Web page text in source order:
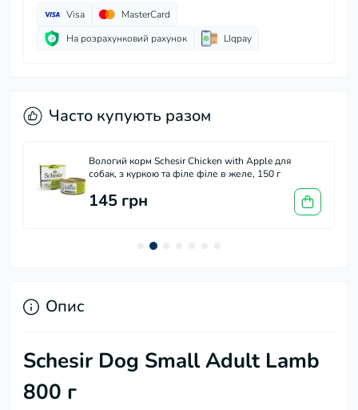
Visa
MasterCard
На розрахунковий рахунок
LIqpay
Часто купують разом
Вологий корм Schesir Chicken with Apple для
собак, з куркою та філе філе в желе, 150 г
145 грн
Опис
Schesir Dog Small Adult Lamb
800 г